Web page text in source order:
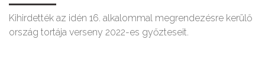
Kihirdették az idén 16. alkalommal megrendezésre kerülő
ország tortája verseny 2022-es győzteseit.